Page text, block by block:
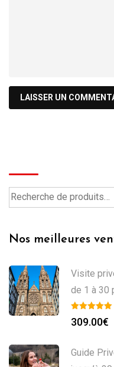
Nos meilleures
Visite
de 1 à 30
309.00€
Guide